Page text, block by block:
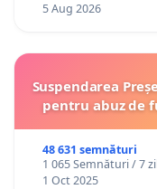
5 Aug 2026
Suspendarea
pentru abuz de
48 631 semnături
1 065 Semnături / 7
1 Oct 2025